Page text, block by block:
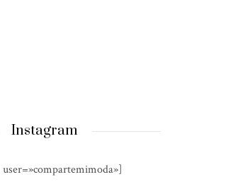
Instagram